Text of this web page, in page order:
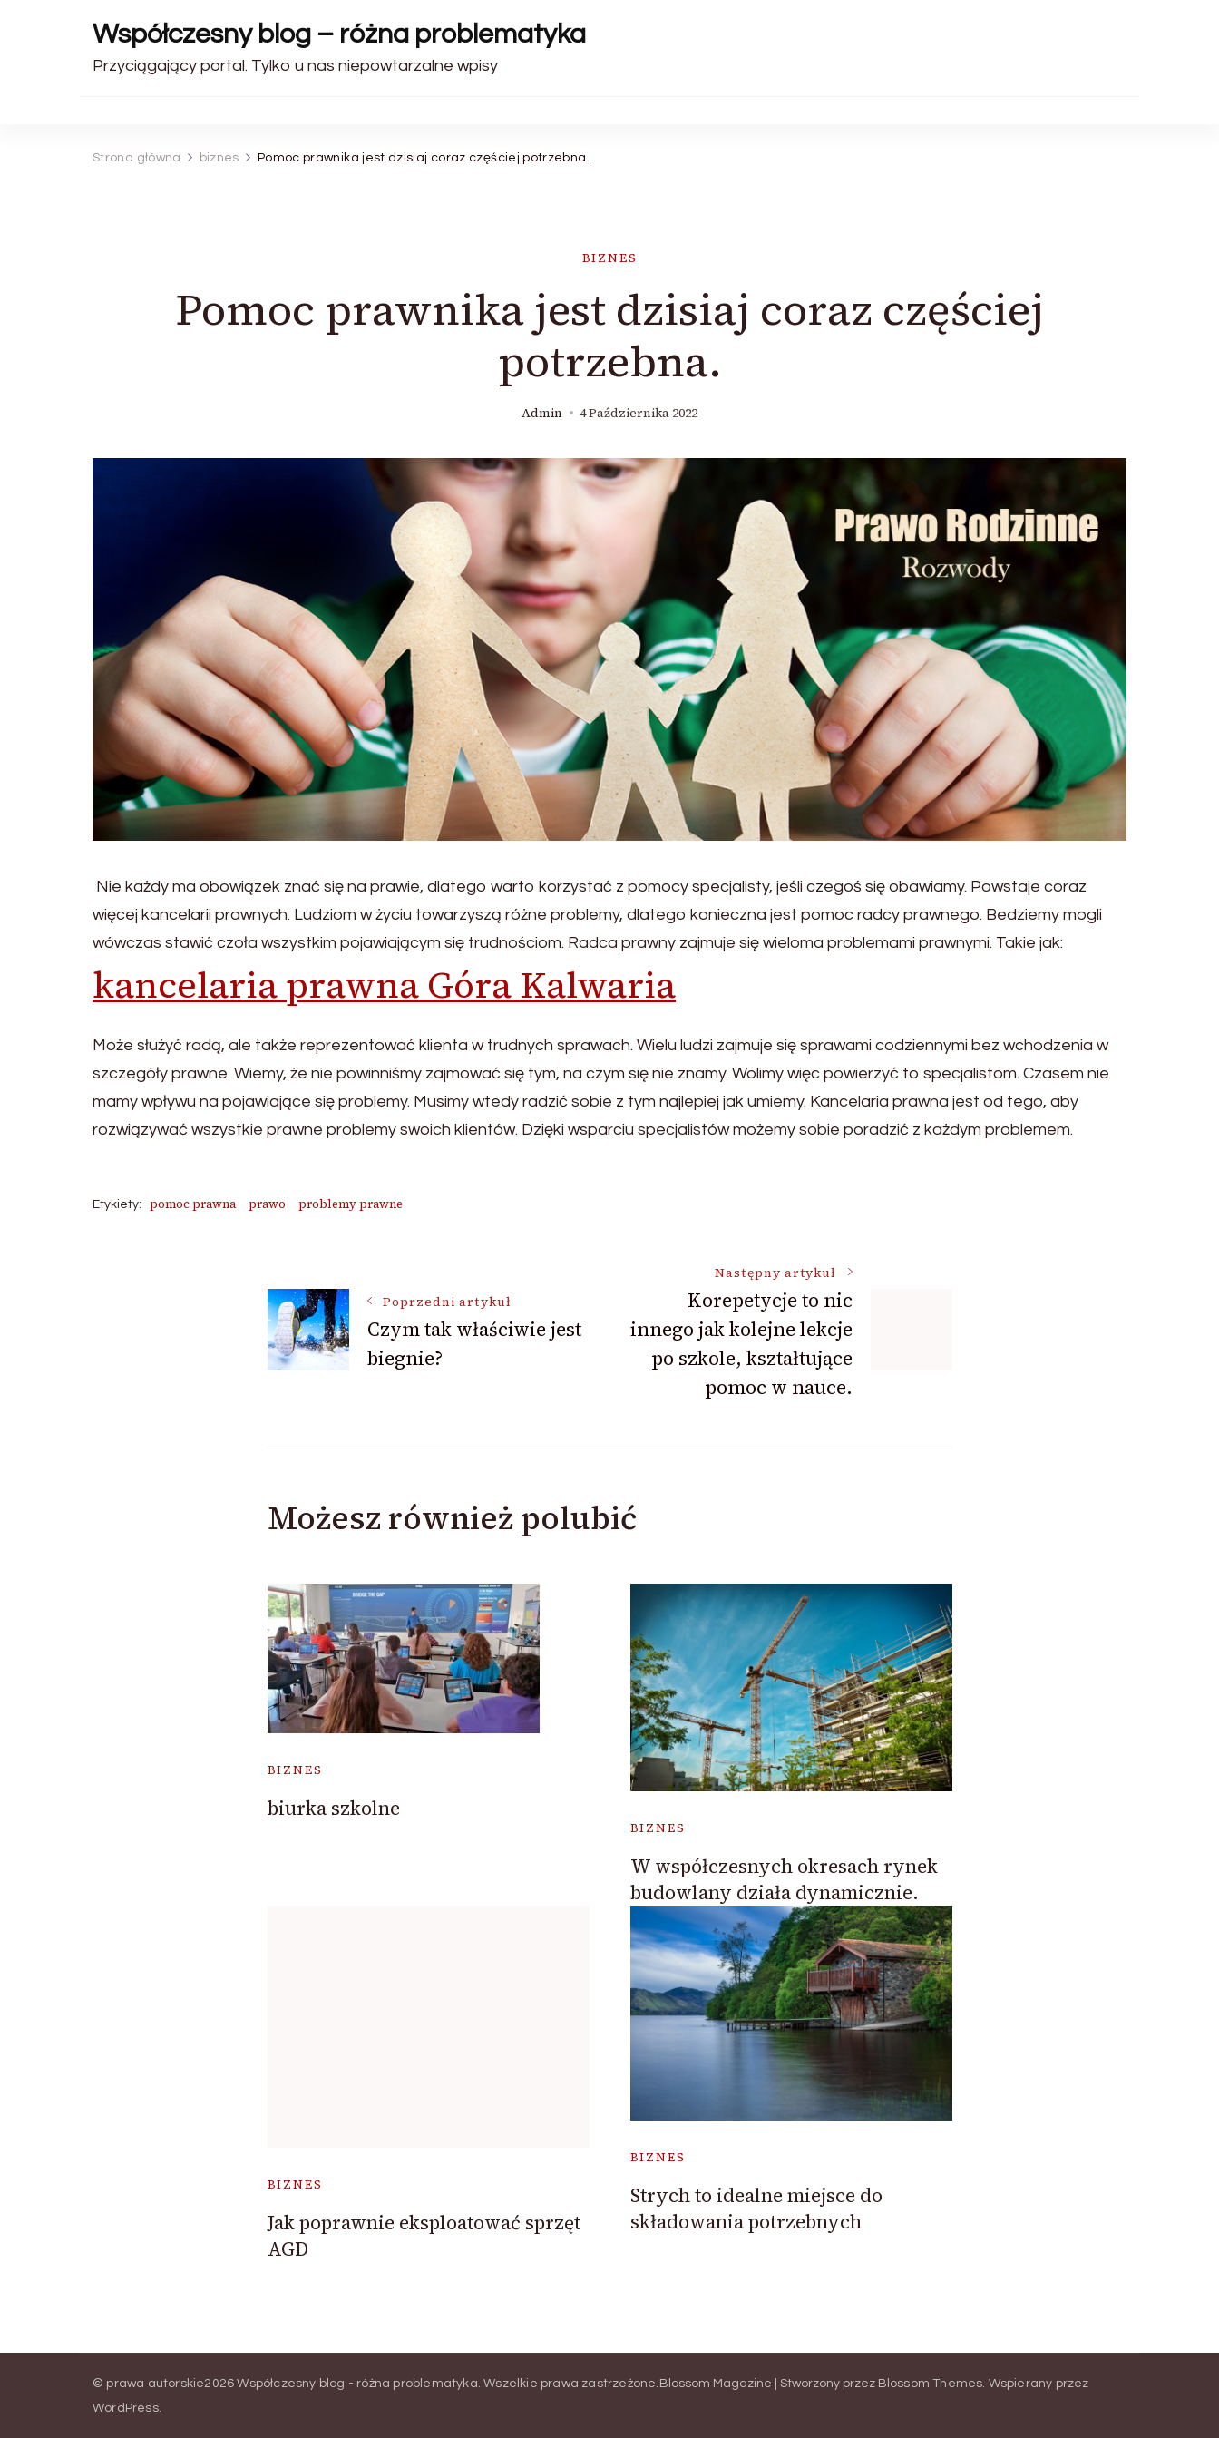
Współczesny blog – różna problematyka
Przyciągający portal. Tylko u nas niepowtarzalne wpisy
Strona główna biznes Pomoc prawnika jest dzisiaj coraz częściej potrzebna.
BIZNES
Pomoc prawnika jest dzisiaj coraz częściej
potrzebna.
Admin 4 Października 2022
Nie każdy ma obowiązek znać się na prawie, dlatego warto korzystać z pomocy specjalisty, jeśli czegoś się obawiamy. Powstaje coraz
więcej kancelarii prawnych. Ludziom w życiu towarzyszą różne problemy, dlatego konieczna jest pomoc radcy prawnego. Bedziemy mogli
wówczas stawić czoła wszystkim pojawiającym się trudnościom. Radca prawny zajmuje się wieloma problemami prawnymi. Takie jak:
kancelaria prawna Góra Kalwaria
Może służyć radą, ale także reprezentować klienta w trudnych sprawach. Wielu ludzi zajmuje się sprawami codziennymi bez wchodzenia w
szczegóły prawne. Wiemy, że nie powinniśmy zajmować się tym, na czym się nie znamy. Wolimy więc powierzyć to specjalistom. Czasem nie
mamy wpływu na pojawiające się problemy. Musimy wtedy radzić sobie z tym najlepiej jak umiemy. Kancelaria prawna jest od tego, aby
rozwiązywać wszystkie prawne problemy swoich klientów. Dzięki wsparciu specjalistów możemy sobie poradzić z każdym problemem.
Etykiety: pomoc prawna prawo problemy prawne
Nawigacja
wpisu
Poprzedni artykuł
Czym tak właściwie jest
biegnie?
Następny artykuł
Korepetycje to nic
innego jak kolejne lekcje
po szkole, kształtujące
pomoc w nauce.
Możesz również polubić
BIZNES
biurka szkolne
BIZNES
W współczesnych okresach rynek
budowlany działa dynamicznie.
BIZNES
Jak poprawnie eksploatować sprzęt
AGD
BIZNES
Strych to idealne miejsce do
składowania potrzebnych
© prawa autorskie2026Współczesny blog - różna problematyka . Wszelkie prawa zastrzeżone. Blossom Magazine | Stworzony przez Blossom Themes Wspierany przez
WordPress.